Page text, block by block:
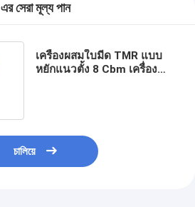
এর সেরা মূল্য পান
เครื่องผสมใบมีด TMR แบบ
หยักแนวตั้ง 8 Cbm เครื่อง
চালিয়ে